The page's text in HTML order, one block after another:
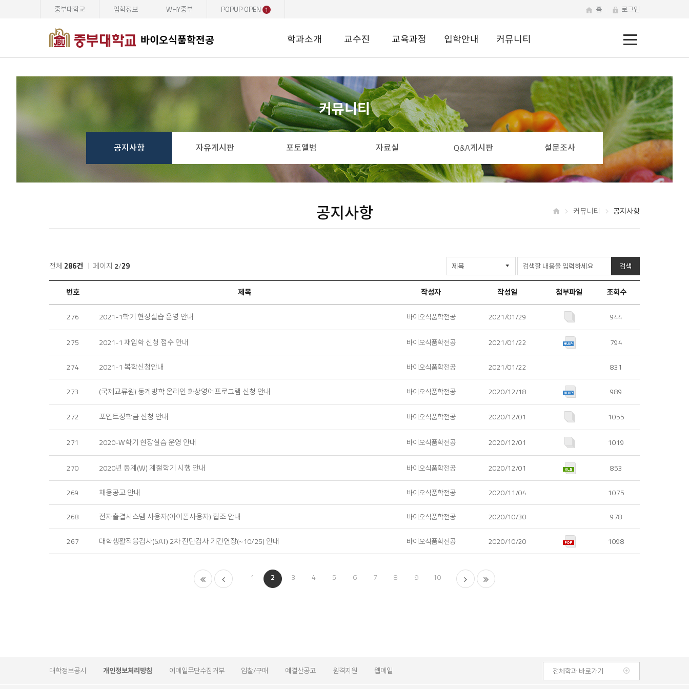
바이오식품학전공
중부대학교 입학정보 WHY중부 POPUP OPEN 1 홈 로그인
학과소개 교수진 교육과정 입학안내 커뮤니티
커뮤니티
공지사항 자유게시판 포토앨범 자료실 Q&A게시판 설문조사
공지사항 커뮤니티 공지사항
사
검
색
검색
전체 286건 페이지 2/29
사
목
번호 제목 작성자 작성일 첨부파일 조회수
276 2021-1학기 현장실습 운영 안내 바이오식품학전공 2021/01/29 944
275 2021-1 재입학 신청 접수 안내 바이오식품학전공 2021/01/22 794
274 2021-1 복학신청안내 바이오식품학전공 2021/01/22 831
273 (국제교류원) 동계방학 온라인 화상영어프로그램 신청 안내 바이오식품학전공 2020/12/18 989
272 포인트장학금 신청 안내 바이오식품학전공 2020/12/01 1055
271 2020-W학기 현장실습 운영 안내 바이오식품학전공 2020/12/01 1019
270 2020년 동계(W) 계절학기 시행 안내 바이오식품학전공 2020/12/01 853
269 채용공고 안내 바이오식품학전공 2020/11/04 1075
268 전자출결시스템 사용자(아이폰사용자) 협조 안내 바이오식품학전공 2020/10/30 978
267 대학생활적응검사(SAT) 2차 진단검사 기간연장(~10/25) 안내 바이오식품학전공 2020/10/20 1098
처
음
이
전
1 2 3 4 5 6 7 8 9 10
다
음
마
지
대학정보공시 개인정보처리방침 이메일무단수집거부 입찰/구매 예결산공고 원격지원 웹메일 전체학과 바로가기